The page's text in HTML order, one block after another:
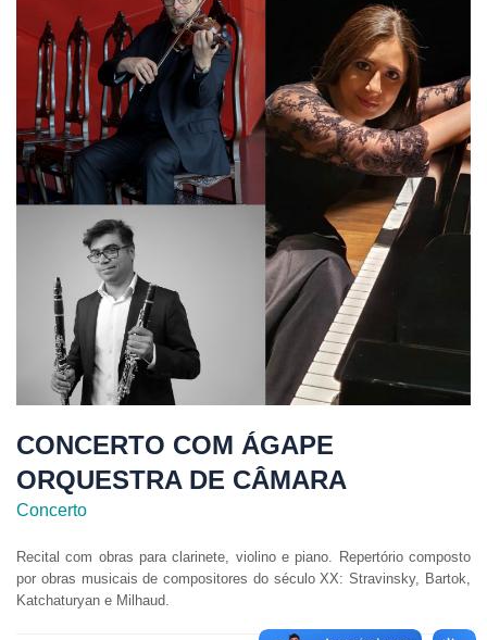
CONCERTO COM ÁGAPE
ORQUESTRA DE CÂMARA
Concerto
Recital com obras para clarinete, violino e piano. Repertório composto
por obras musicais de compositores do século XX: Stravinsky, Bartok,
Katchaturyan e Milhaud.